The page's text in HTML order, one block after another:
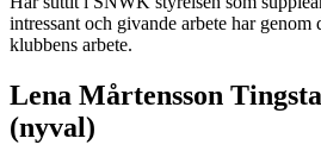
intressant och givande arbete har genom
klubbens arbete.
Lena Mårtensson
(nyval)